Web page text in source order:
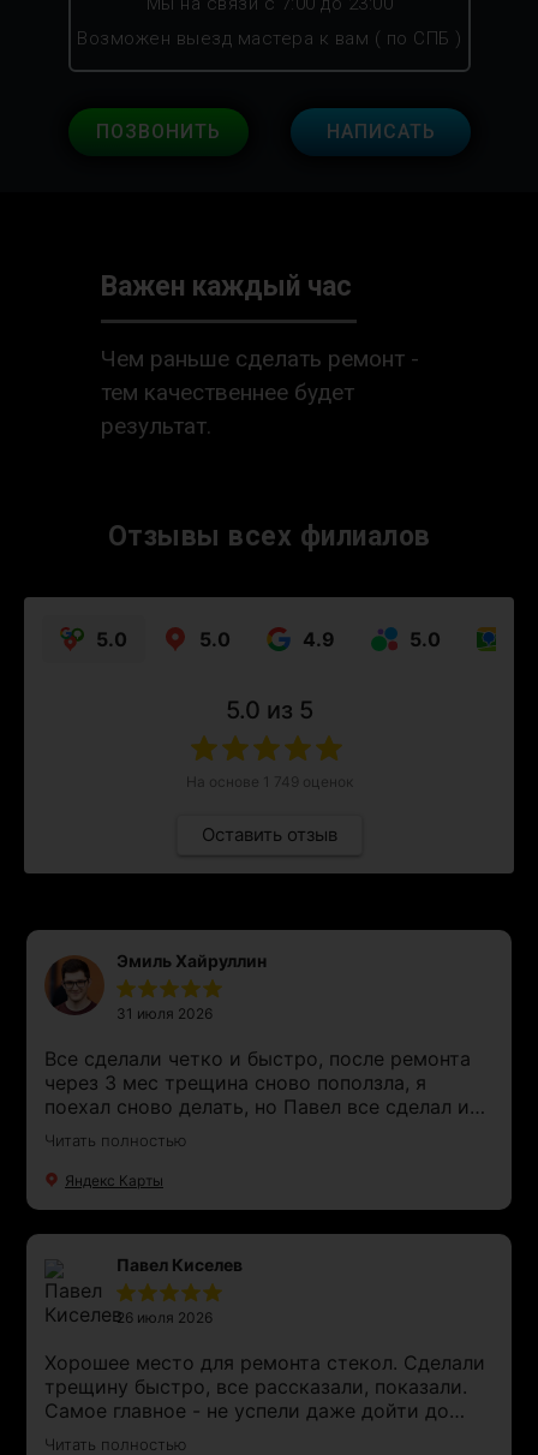
Возможен выезд мастера к вам ( по СПБ )
ПОЗВОНИТЬ НАПИСАТЬ
Важен каждый час
Чем раньше сделать ремонт -
тем качественнее будет
результат.
Отзывы всех филиалов
5.0 5.0 4.9 5.0
5.0 из 5
На основе 1 749 оценок
Оставить отзыв
Эмиль Хайруллин
31 июля 2026
Все сделали четко и быстро, после ремонта
через 3 мес трещина сново поползла, я
поехал сново делать, но Павел все сделал и
даже денег не взял, хотя я знаю что на
сервиса и отношению к клиентам, точно
Читать полностью
Яндекс Карты
Павел Киселев
26 июля 2026
Хорошее место для ремонта стекол. Сделали
трещину быстро, все рассказали, показали.
Самое главное - не успели даже дойти до
крестовского острова, как написали, что
Читать полностью